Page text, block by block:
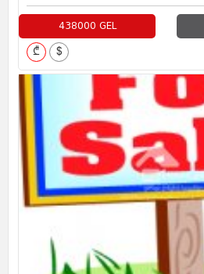
438000 GEL
₾ $